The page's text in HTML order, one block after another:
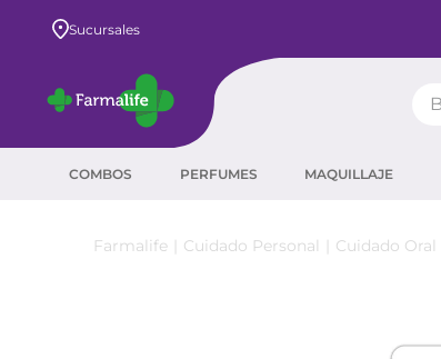
Sucursales
COMBOS PERFUMES MAQUILLAJE
Cuidado Personal Cuidado Oral